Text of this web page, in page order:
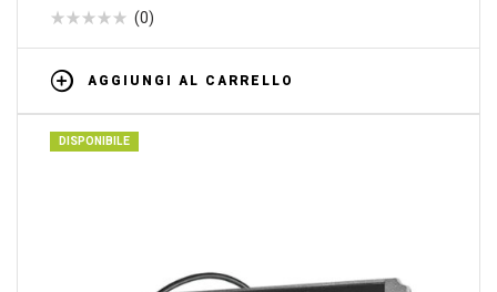
(0)
AGGIUNGI AL CARRELLO
DISPONIBILE